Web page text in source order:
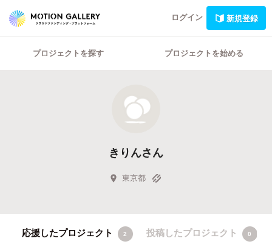
ログイン 新規登録
プロジェクトを探す プロジェクトを始める
きりんさん
東京都
応援したプロジェクト 2 投稿したプロジェクト 0